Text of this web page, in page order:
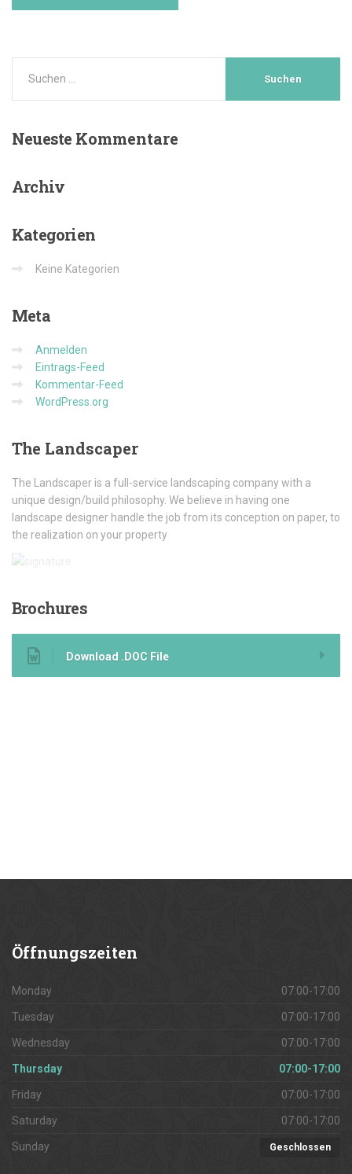
Neueste Kommentare
Archiv
Kategorien
Keine Kategorien
Meta
Anmelden
Eintrags-Feed
Kommentar-Feed
WordPress.org
The Landscaper
The Landscaper is a full-service landscaping company with a
unique design/build philosophy. We believe in having one
landscape designer handle the job from its conception on paper, to
the realization on your property
Brochures
Download .DOC File
Öffnungszeiten
Monday 07:00-17:00
Tuesday 07:00-17:00
Wednesday 07:00-17:00
Thursday 07:00-17:00
Friday 07:00-17:00
Saturday 07:00-17:00
Sunday Geschlossen